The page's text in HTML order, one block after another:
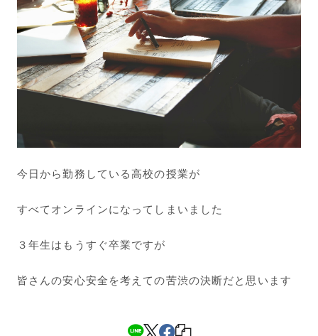
今日から勤務している高校の授業が
すべてオンラインになってしまいました
３年生はもうすぐ卒業ですが
皆さんの安心安全を考えての苦渋の決断だと思います